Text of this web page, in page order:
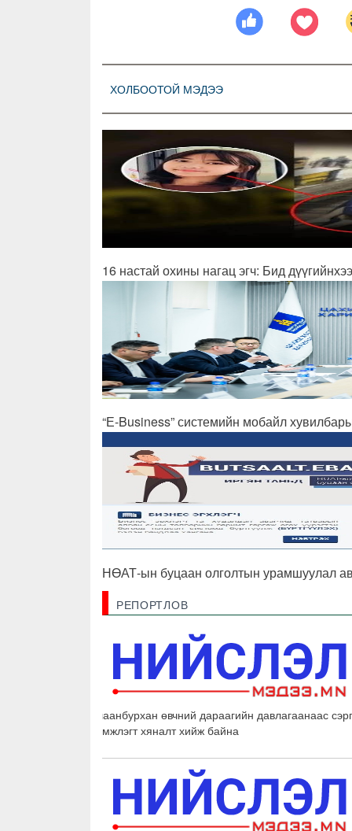
ХОЛБООТОЙ МЭДЭЭ
16 настай охины нагац эгч: Бид
“Е-Business” системийн мобайл
НӨАТ-ын буцаан олголтын урамшуулал
РЕПОРТЛОВ
Улаанбурхан өвчний дараагийн давлагаанаас
дэмжлэгт хяналт хийж байна